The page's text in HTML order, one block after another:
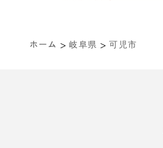
ホーム > 岐阜県 > 可児市